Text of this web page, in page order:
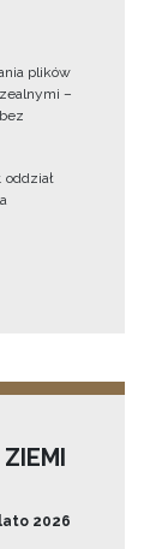
plików
–
oddział
2026